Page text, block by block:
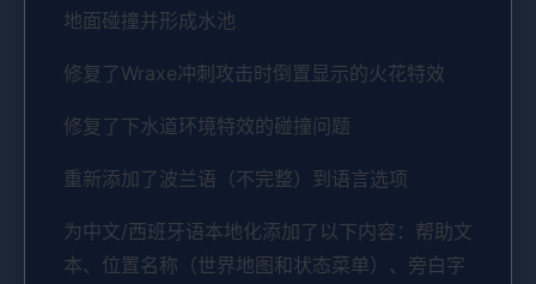
地面碰撞并形成水池
修复了Wraxe冲刺攻击时倒置显示的火花特效
修复了下水道环境特效的碰撞问题
重新添加了波兰语（不完整）到语言选项
为中文/西班牙语本地化添加了以下内容：帮助文
本、位置名称（世界地图和状态菜单）、旁白字